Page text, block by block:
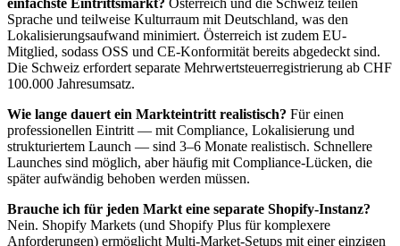
einfachste Eintrittsmarkt? Österreich und die Schweiz teilen
Sprache und teilweise Kulturraum mit Deutschland, was den
Lokalisierungsaufwand minimiert. Österreich ist zudem EU-
Mitglied, sodass OSS und CE-Konformität bereits abgedeckt sind.
Die Schweiz erfordert separate Mehrwertsteuerregistrierung ab CHF
100.000 Jahresumsatz.
Wie lange dauert ein Markteintritt realistisch? Für einen
professionellen Eintritt — mit Compliance, Lokalisierung und
strukturiertem Launch — sind 3–6 Monate realistisch. Schnellere
Launches sind möglich, aber häufig mit Compliance-Lücken, die
später aufwändig behoben werden müssen.
Brauche ich für jeden Markt eine separate Shopify-Instanz?
Nein. Shopify Markets (und Shopify Plus für komplexere
Anforderungen) ermöglicht Multi-Market-Setups mit einer einzigen